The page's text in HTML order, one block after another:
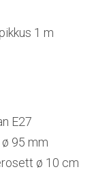
1 m
E27
95 mm
ø 10 cm